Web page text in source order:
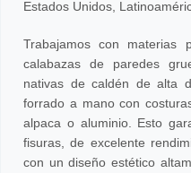
Estados Unidos,
Trabajamos con materias
calabazas de paredes
nativas de caldén de alta
forrado a mano con
alpaca o aluminio. Esto
fisuras, de excelente
con un diseño estético